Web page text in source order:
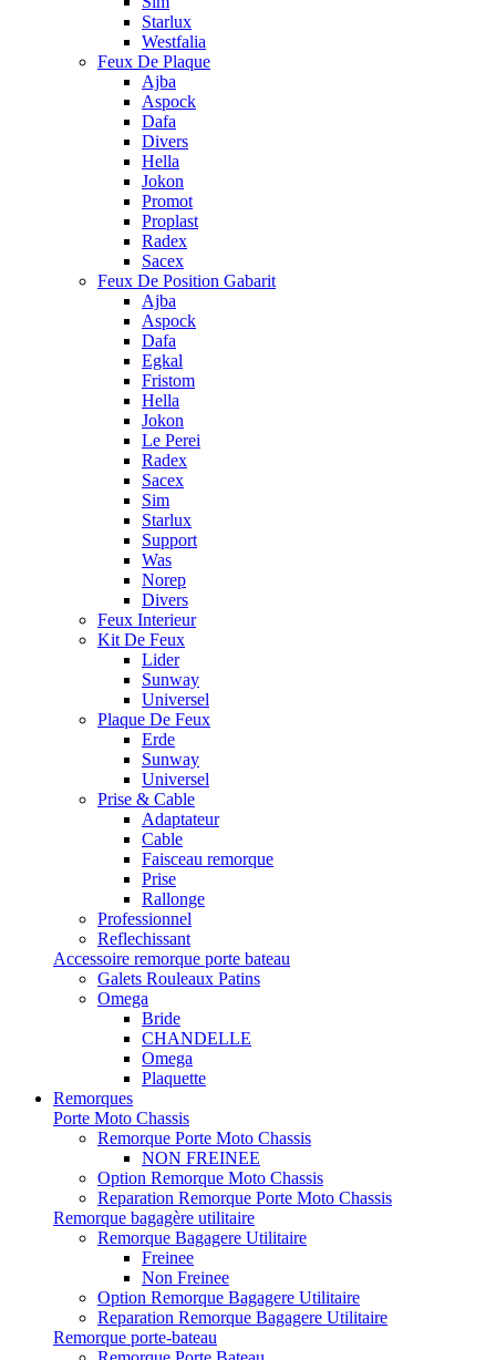
Starlux
Westfalia
Feux De Plaque
Ajba
Aspock
Dafa
Divers
Hella
Jokon
Promot
Proplast
Radex
Sacex
Feux De Position Gabarit
Ajba
Aspock
Dafa
Egkal
Fristom
Hella
Jokon
Le Perei
Radex
Sacex
Sim
Starlux
Support
Was
Norep
Divers
Feux Interieur
Kit De Feux
Lider
Sunway
Universel
Plaque De Feux
Erde
Sunway
Universel
Prise & Cable
Adaptateur
Cable
Faisceau remorque
Prise
Rallonge
Professionnel
Reflechissant
Accessoire remorque porte bateau
Galets Rouleaux Patins
Omega
Bride
CHANDELLE
Omega
Plaquette
Remorques
Porte Moto Chassis
Remorque Porte Moto Chassis
NON FREINEE
Option Remorque Moto Chassis
Reparation Remorque Porte Moto Chassis
Remorque bagagère utilitaire
Remorque Bagagere Utilitaire
Freinee
Non Freinee
Option Remorque Bagagere Utilitaire
Reparation Remorque Bagagere Utilitaire
Remorque porte-bateau